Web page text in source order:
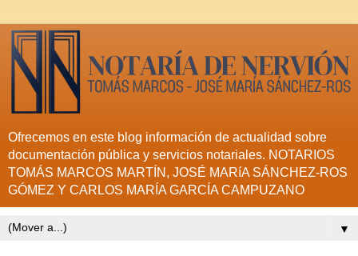
Ofrecemos en este blog información de actualidad sobre
documentación pública y servicios notariales. NOTARIOS
TOMÁS MARCOS MARTÍN, JOSÉ MARíA SÁNCHEZ-ROS
GÓMEZ Y CARLOS MARÍA GARCÍA CAMPUZANO
▼